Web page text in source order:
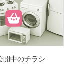
開中のチラシ